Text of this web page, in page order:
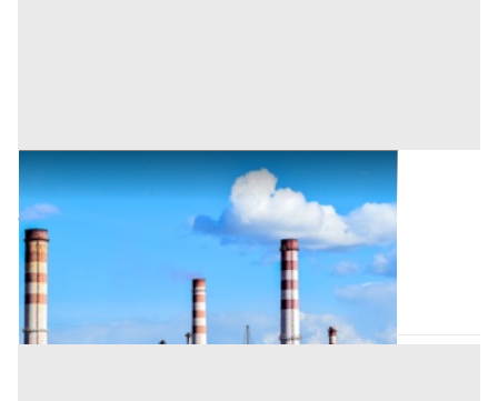
Opifici all'asta a Padova
Tombolo
Offerta minima
72.562,50 € 96.750 €
Codice asta:
AI3410200
Asta chiusa